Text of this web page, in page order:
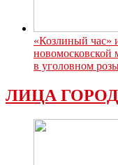
«Козлиный час»
в уголовном
ЛИЦА